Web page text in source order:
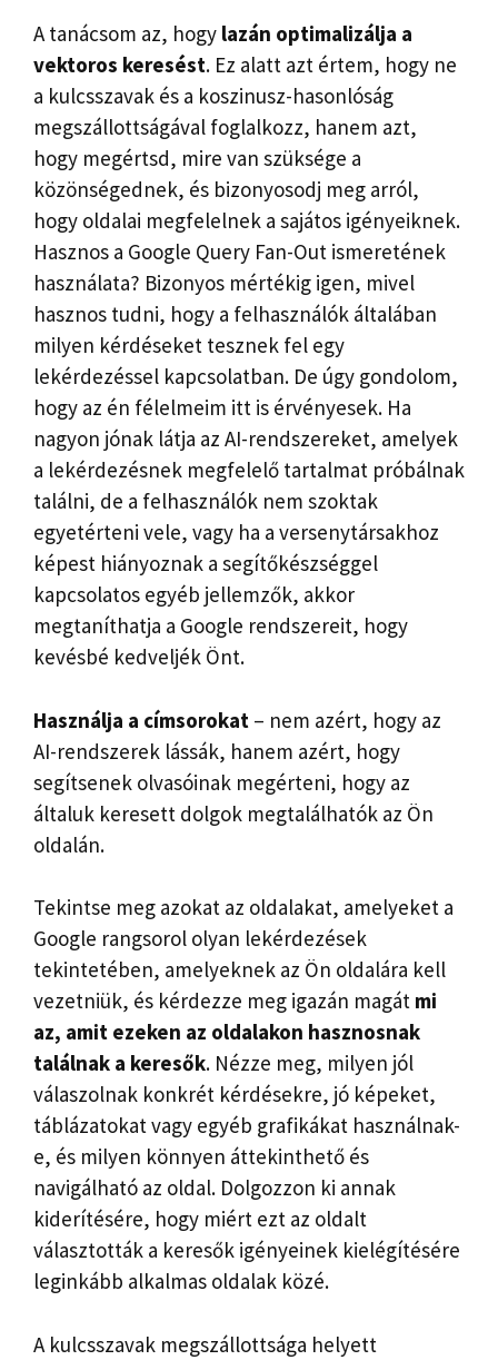
A tanácsom az, hogy lazán optimalizálja a
vektoros keresést. Ez alatt azt értem, hogy ne
a kulcsszavak és a koszinusz-hasonlóság
megszállottságával foglalkozz, hanem azt,
hogy megértsd, mire van szüksége a
közönségednek, és bizonyosodj meg arról,
hogy oldalai megfelelnek a sajátos igényeiknek.
Hasznos a Google Query Fan-Out ismeretének
használata? Bizonyos mértékig igen, mivel
hasznos tudni, hogy a felhasználók általában
milyen kérdéseket tesznek fel egy
lekérdezéssel kapcsolatban. De úgy gondolom,
hogy az én félelmeim itt is érvényesek. Ha
nagyon jónak látja az AI-rendszereket, amelyek
a lekérdezésnek megfelelő tartalmat próbálnak
találni, de a felhasználók nem szoktak
egyetérteni vele, vagy ha a versenytársakhoz
képest hiányoznak a segítőkészséggel
kapcsolatos egyéb jellemzők, akkor
megtaníthatja a Google rendszereit, hogy
kevésbé kedveljék Önt.
Használja a címsorokat – nem azért, hogy az
AI-rendszerek lássák, hanem azért, hogy
segítsenek olvasóinak megérteni, hogy az
általuk keresett dolgok megtalálhatók az Ön
oldalán.
Tekintse meg azokat az oldalakat, amelyeket a
Google rangsorol olyan lekérdezések
tekintetében, amelyeknek az Ön oldalára kell
vezetniük, és kérdezze meg igazán magát mi
az, amit ezeken az oldalakon hasznosnak
találnak a keresők. Nézze meg, milyen jól
válaszolnak konkrét kérdésekre, jó képeket,
táblázatokat vagy egyéb grafikákat használnak-
e, és milyen könnyen áttekinthető és
navigálható az oldal. Dolgozzon ki annak
kiderítésére, hogy miért ezt az oldalt
választották a keresők igényeinek kielégítésére
leginkább alkalmas oldalak közé.
A kulcsszavak megszállottsága helyett